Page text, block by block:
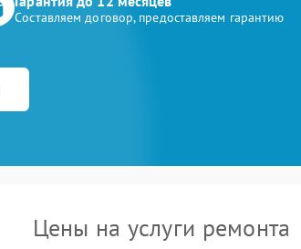
Составляем договор, предоставляем гарантию
Цены на услуги ремонта